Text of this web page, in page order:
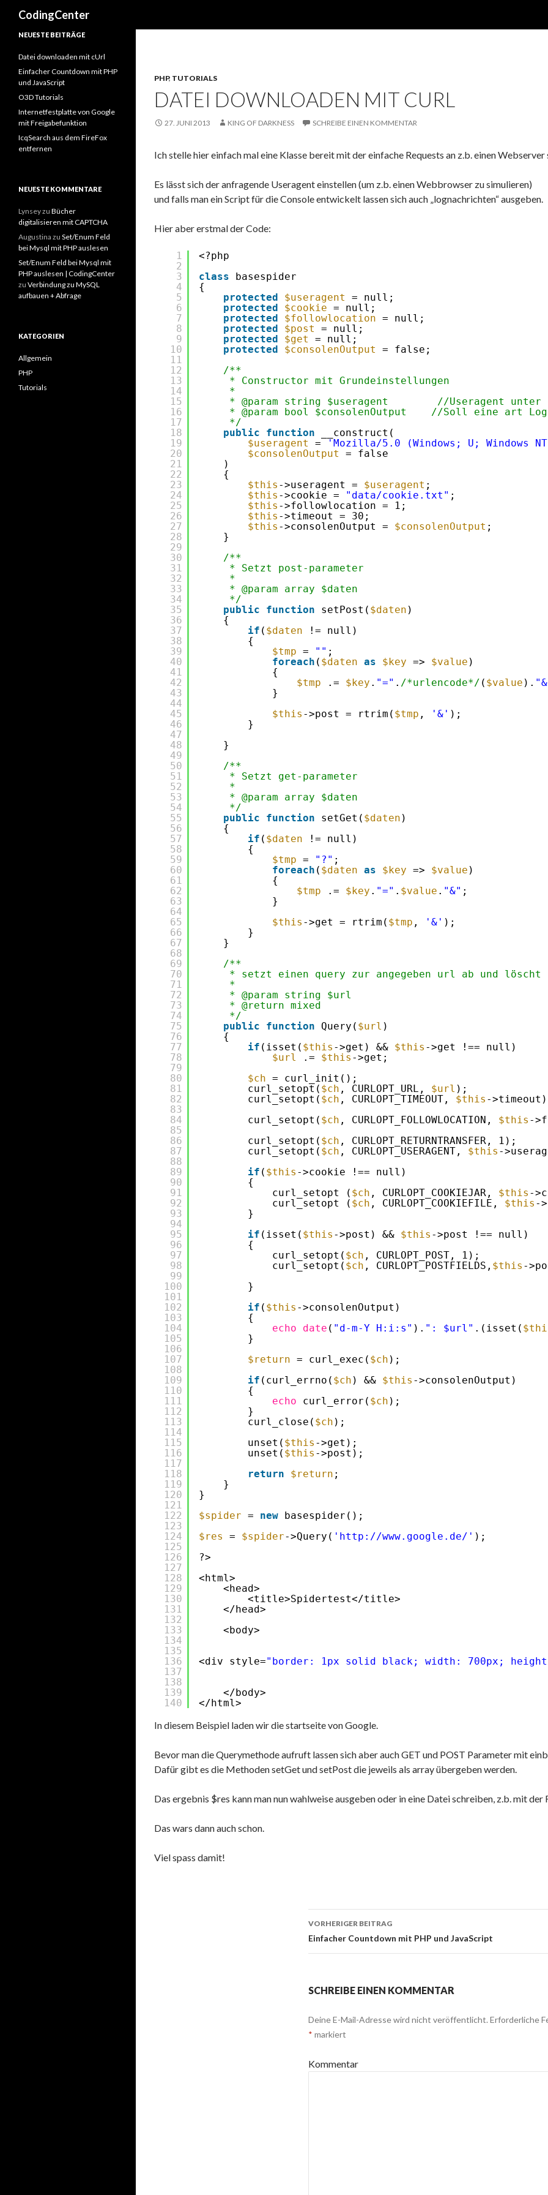
CodingCenter
PHP, TUTORIALS
DATEI DOWNLOADEN MIT CURL
27. JUNI 2013 KING OF DARKNESS SCHREIBE EINEN KOMMENTAR
Ich stelle hier einfach mal eine Klasse bereit mit der einfache Requests an z.b. einen Webserver
Es lässt sich der anfragende Useragent einstellen (um z.b. einen Webbrowser zu simulieren)
und falls man ein Script für die Console entwickelt lassen sich auch „lognachrichten“ ausgeben.
Hier aber erstmal der Code:
1
2
3
4
5
6
7
8
9
10
11
12
13
14
15
16
17
18
19
20
21
22
23
24
25
26
27
28
29
30
31
32
33
34
35
36
37
38
39
40
41
42
43
44
45
46
47
48
49
50
51
52
53
54
55
56
57
58
59
60
61
62
63
64
65
66
67
68
69
70
71
72
73
74
75
76
77
78
79
80
81
82
83
84
85
86
87
88
89
90
91
92
93
94
95
96
97
98
99
100
101
102
103
104
105
106
107
108
109
110
111
112
113
114
115
116
117
118
119
120
121
122
123
124
125
126
127
128
129
130
131
132
133
134
135
136
137
138
139
140
<?php
class
basespider
{
protected
$useragent
= null;
protected
$cookie = null;
protected
$followlocation = null;
protected
$post
= null;
protected
$get
= null;
protected
$consolenOutput
= false;
/**
* Constructor mit Grundeinstellungen
*
* @param string $useragent        //Useragent
* @param bool $consolenOutput    //Soll eine art Log
*/
public
function
__construct(
$useragent
=
'Mozilla/5.0 (Windows; U; Windows
$consolenOutput
= false
)
{
$this ->useragent = $useragent ;
$this ->cookie = "data/cookie.txt" ;
$this ->followlocation = 1;
$this ->timeout = 30;
$this ->consolenOutput = $consolenOutput ;
}
/**
* Setzt post-parameter
*
* @param array $daten
*/
public
function setPost( $daten )
{
if ( $daten
!= null)
{
$tmp = "" ;
foreach ( $daten as $key => $value )
{
$tmp
.= $key . "=" . /*urlencode*/ ( $value ).
}
$this ->post = rtrim( $tmp , '&' );
}
}
/**
* Setzt get-parameter
*
* @param array $daten
*/
public
function setGet( $daten )
{
if ( $daten
!= null)
{
$tmp = "?" ;
foreach ( $daten as $key => $value )
{
$tmp
.= $key . "=" . $value . "&" ;
}
$this ->get = rtrim( $tmp , '&' );
}
}
/**
* setzt einen query zur angegeben url ab und löscht
*
* @param string $url
* @return mixed
*/
public
function Query( $url )
{
if (isset( $this ->get) && $this ->get !== null)
$url
.= $this ->get;
$ch = curl_init();
curl_setopt( $ch , CURLOPT_URL, $url );
curl_setopt( $ch , CURLOPT_TIMEOUT, $this -
curl_setopt( $ch , CURLOPT_FOLLOWLOCATION, $this -
curl_setopt( $ch , CURLOPT_RETURNTRANSFER, 1);
curl_setopt( $ch , CURLOPT_USERAGENT, $this -
if ( $this ->cookie !== null)
{
curl_setopt ( $ch , CURLOPT_COOKIEJAR, $this -
curl_setopt ( $ch , CURLOPT_COOKIEFILE, $this -
}
if (isset( $this ->post) && $this ->post !== null)
{
curl_setopt( $ch , CURLOPT_POST, 1);
curl_setopt( $ch , CURLOPT_POSTFIELDS, $this -
}
if ( $this ->consolenOutput)
{
echo
date ( "d-m-Y H:i:s" ). ": $url" .(isset(
}
$return = curl_exec( $ch );
if (curl_errno( $ch ) && $this ->consolenOutput)
{
echo
curl_error( $ch );
}
curl_close( $ch );
unset( $this ->get);
unset( $this ->post);
return
$return ;
}
}
$spider = new basespider();
$res
= $spider->Query( 'http://www.google.de/' );
?>
<html>
<head>
<title>Spidertest</title>
</head>
<body>
<div style="border: 1px solid black; width: 700px;
</body>
</html>
In diesem Beispiel laden wir die startseite von Google.
Bevor man die Querymethode aufruft lassen sich aber auch GET und POST Parameter mit
Dafür gibt es die Methoden setGet und setPost die jeweils als array übergeben werden.
Das ergebnis $res kann man nun wahlweise ausgeben oder in eine Datei schreiben, z.b. mit
Das wars dann auch schon.
Viel spass damit!
Beitrags-
VORHERIGER BEITRAG
Einfacher Countdown mit PHP und JavaScript
SCHREIBE EINEN KOMMENTAR
Deine E-Mail-Adresse wird nicht veröffentlicht. Erforderliche
* markiert
Kommentar
NEUESTE BEITRÄGE
Datei downloaden mit cUrl
Einfacher Countdown mit PHP
und JavaScript
O3D Tutorials
Internetfestplatte von Google
mit Freigabefunktion
IcqSearch aus dem FireFox
entfernen
NEUESTE KOMMENTARE
Lynseyzu Bücher
digitalisieren mit CAPTCHA
Augustina zu Set/Enum Feld
bei Mysql mit PHP auslesen
Set/Enum Feld bei Mysql mit
PHP auslesen | CodingCenter
zu Verbindung zu MySQL
aufbauen + Abfrage
KATEGORIEN
Allgemein
PHP
Tutorials